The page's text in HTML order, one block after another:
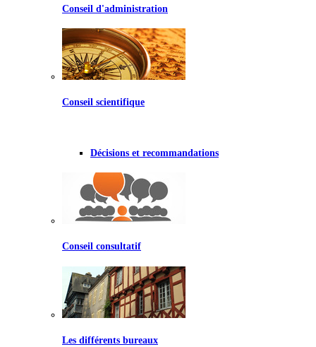
Conseil d'administration
Conseil scientifique
Décisions et recommandations
Conseil consultatif
Les différents bureaux